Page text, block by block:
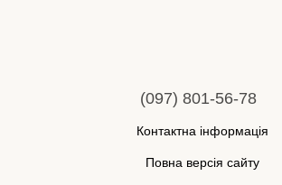
(097) 801-56-78
Контактна інформація
Повна версія сайту